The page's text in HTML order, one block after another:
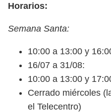
Horarios:
Semana Santa:
10:00 a 13:00 y
16/07 a 31/08:
10:00 a 13:00 y
Cerrado miércoles
el Telecentro)